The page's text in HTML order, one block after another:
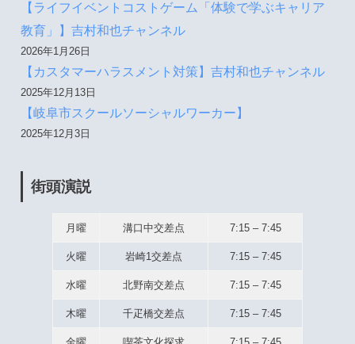
【ライフイベントコストゲーム「体験で学ぶキャリア
教育」】吉村和也チャンネル
2026年1月26日
【カスタマーハラスメント対策】吉村和也チャンネル
2025年12月13日
【岐阜市スクールソーシャルワーカー】
2025年12月3日
街頭演説
月曜 溝口中交差点 7:15 – 7:45
火曜 岩崎1交差点 7:15 – 7:45
水曜 北野南交差点 7:15 – 7:45
木曜 千疋橋交差点 7:15 – 7:45